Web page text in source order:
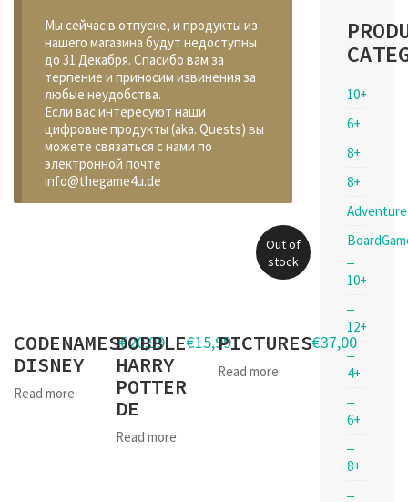
Мы сейчас в отпуске, и продукты из
нашего магазина будут недоступны
до 31 Декабря. Спасибо вам за
терпение и приносим извинения за
любые неудобства.
Если вас интересуют наши
цифровые продукты (aka. Quests) вы
можете связаться с нами по
электронной почте
info@thegame4u.de
CODENAMES
DISNEY
Read more
€20,99
DOBBLE
HARRY
POTTER
DE
Read more
€15,99
Out of
stock
PICTURES
Read more
€37,00
10+
6+
8+
8+
Adventure
10+
12+
4+
6+
8+